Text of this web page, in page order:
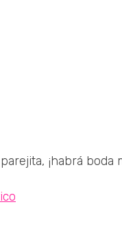
¡habrá boda